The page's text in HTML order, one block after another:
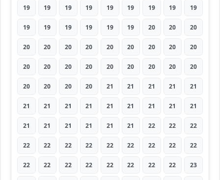
19 19 19 19 19 19 19 19 19
19 19 19 19 19 19 20 20 20
20 20 20 20 20 20 20 20 20
20 20 20 20 20 20 20 20 20
20 20 20 20 21 21 21 21 21
21 21 21 21 21 21 21 21 21
21 21 21 21 21 21 22 22 22
22 22 22 22 22 22 22 22 22
22 22 22 22 22 22 22 22 23